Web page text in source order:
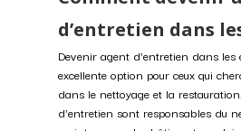
d’entretien dans
Devenir agent d'entretien dans les
excellente option pour ceux qui
dans le nettoyage et la
d'entretien sont responsables du